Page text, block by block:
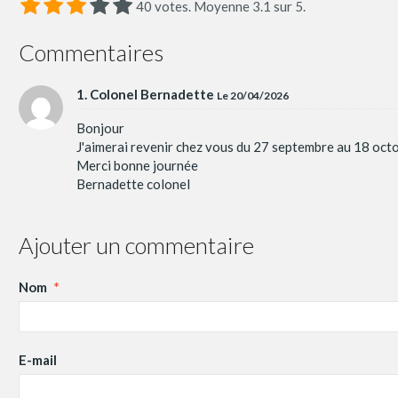
40 votes. Moyenne 3.1 sur 5.
Commentaires
1. Colonel Bernadette Le 20/04/2026
Bonjour
J'aimerai revenir chez vous du 27 septembre au 18
Merci bonne journée
Bernadette colonel
Ajouter un commentaire
Nom
E-mail